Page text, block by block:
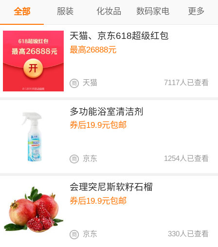
全部 服装 化妆品 数码家电 更多
天猫、京东618超级红包
最高26888元
7117人已查看
天猫
多功能浴室清洁剂
券后19.9元包邮
1254人已查看
京东
会理突尼斯软籽石榴
券后19.9元包邮
330人已查看
京东